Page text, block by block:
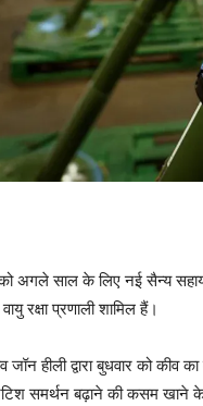
अगले साल के लिए नई सैन्य
रक्षा प्रणाली शामिल हैं।
जॉन हीली द्वारा बुधवार को
समर्थन बढ़ाने की कसम खाने